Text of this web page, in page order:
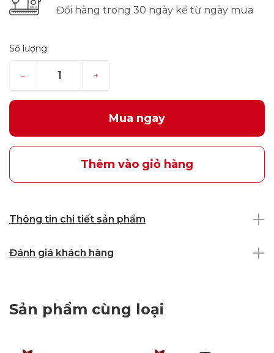
Đổi hàng trong 30 ngày kể từ ngày mua
Số lượng:
– +
Mua ngay
Thêm vào giỏ hàng
Thông tin chi tiết sản phẩm
Đánh giá khách hàng
Sản phẩm cùng loại